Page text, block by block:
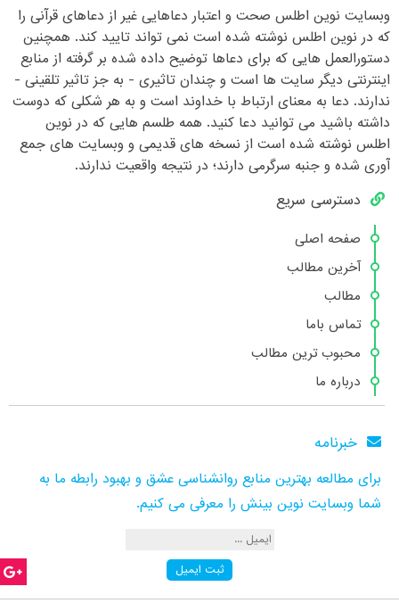
وبسایت نوین اطلس صحت و اعتبار دعاهایی غیر از دعاهای قرآنی را
که در نوین اطلس نوشته شده است نمی تواند تایید کند. همچنین
دستورالعمل هایی که برای دعاها توضیح داده شده بر گرفته از منابع
اینترنتی دیگر سایت ها است و چندان تاثیری - به جز تاثیر تلقینی -
ندارند. دعا به معنای ارتباط با خداوند است و به هر شکلی که دوست
داشته باشید می توانید دعا کنید. همه طلسم هایی که در نوین
اطلس نوشته شده است از نسخه های قدیمی و وبسایت های جمع
آوری شده و جنبه سرگرمی دارند؛ در نتیجه واقعیت ندارند.
دسترسی سریع
صفحه اصلی
آخرین مطالب
مطالب
تماس باما
محبوب ترین مطالب
درباره ما
خبرنامه
برای مطالعه بهترین منابع روانشناسی عشق و بهبود رابطه ما به
شما وبسایت نوین بینش را معرفی می کنیم.